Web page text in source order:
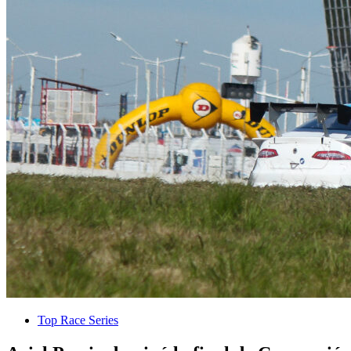
Top Race Series